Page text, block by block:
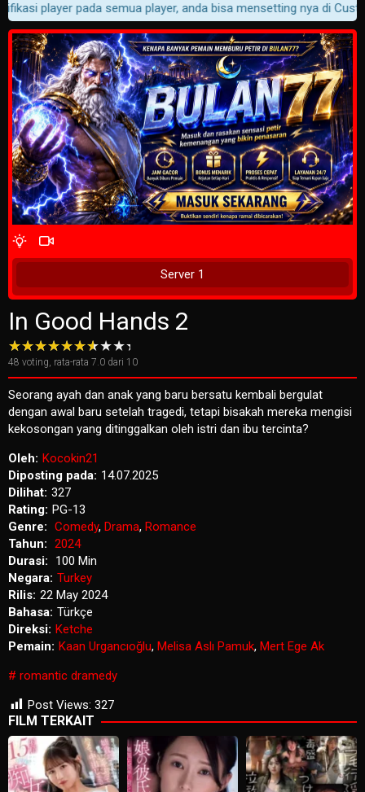
player pada semua player, anda bisa mensetting nya di
Tunggu 2 Detik
4 Wait Time
Server 1
In Good Hands 2
48 voting, rata-rata 7.0 dari 10
Seorang ayah dan anak yang baru bersatu kembali bergulat
dengan awal baru setelah tragedi, tetapi bisakah mereka mengisi
kekosongan yang ditinggalkan oleh istri dan ibu tercinta?
Oleh: Kocokin21
Diposting pada: 14.07.2025
Dilihat: 327
Rating: PG-13
Genre: Comedy, Drama, Romance
Tahun: 2024
Durasi:
100 Min
Negara: Turkey
Rilis: 22 May 2024
Bahasa: Türkçe
Direksi: Ketche
Pemain: Kaan Urgancıoğlu, Melisa Aslı Pamuk, Mert Ege Ak
romantic dramedy
Post Views: 327
FILM TERKAIT